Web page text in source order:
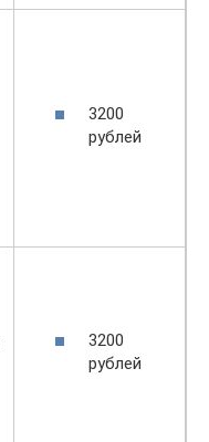
3200
рублей
3200
рублей